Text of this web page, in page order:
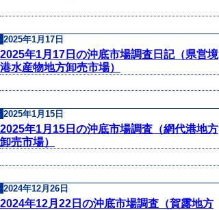
2025年1月17日
2025年1月17日の沖底市場調査日記（県営境
港水産物地方卸売市場）
2025年1月15日
2025年1月15日の沖底市場調査（網代港地方
卸売市場）
2024年12月26日
2024年12月22日の沖底市場調査（賀露地方